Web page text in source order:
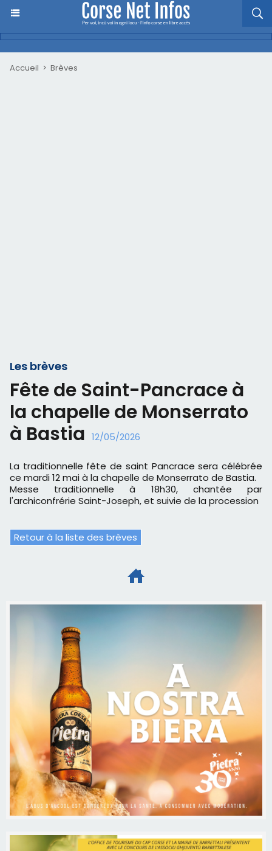
Accueil > Brèves
Les brèves
Fête de Saint-Pancrace à
la chapelle de Monserrato
à Bastia 12/05/2026
La traditionnelle fête de saint Pancrace sera célébrée
ce mardi 12 mai à la chapelle de Monserrato de Bastia.
Messe traditionnelle à 18h30, chantée par
l'archiconfrérie Saint-Joseph, et suivie de la procession
Retour à la liste des brèves